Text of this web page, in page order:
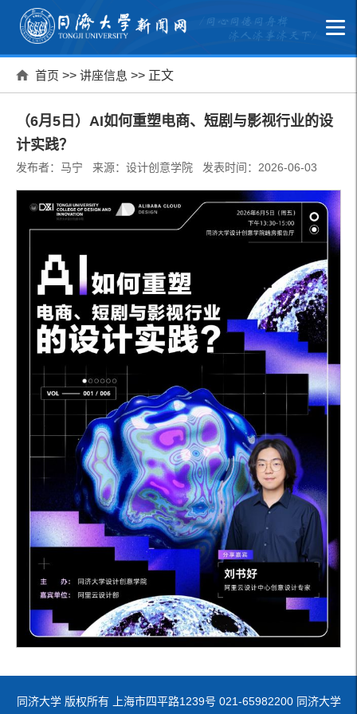
首页 >> 讲座信息 >> 正文
（6月5日）AI如何重塑电商、短剧与影视行业的设
计实践？
发布者：马宁 来源：设计创意学院 发表时间：2026-06-03
同济大学 版权所有 上海市四平路1239号 021-65982200 同济大学